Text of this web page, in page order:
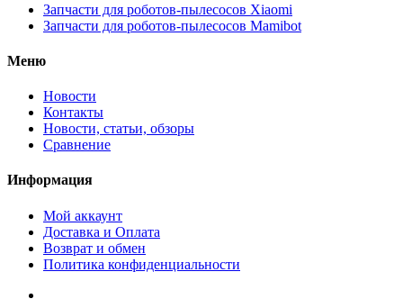
Запчасти для роботов-пылесосов Xiaomi
Запчасти для роботов-пылесосов Mamibot
Меню
Новости
Контакты
Новости, статьи, обзоры
Сравнение
Информация
Мой аккаунт
Доставка и Оплата
Возврат и обмен
Политика конфиденциальности